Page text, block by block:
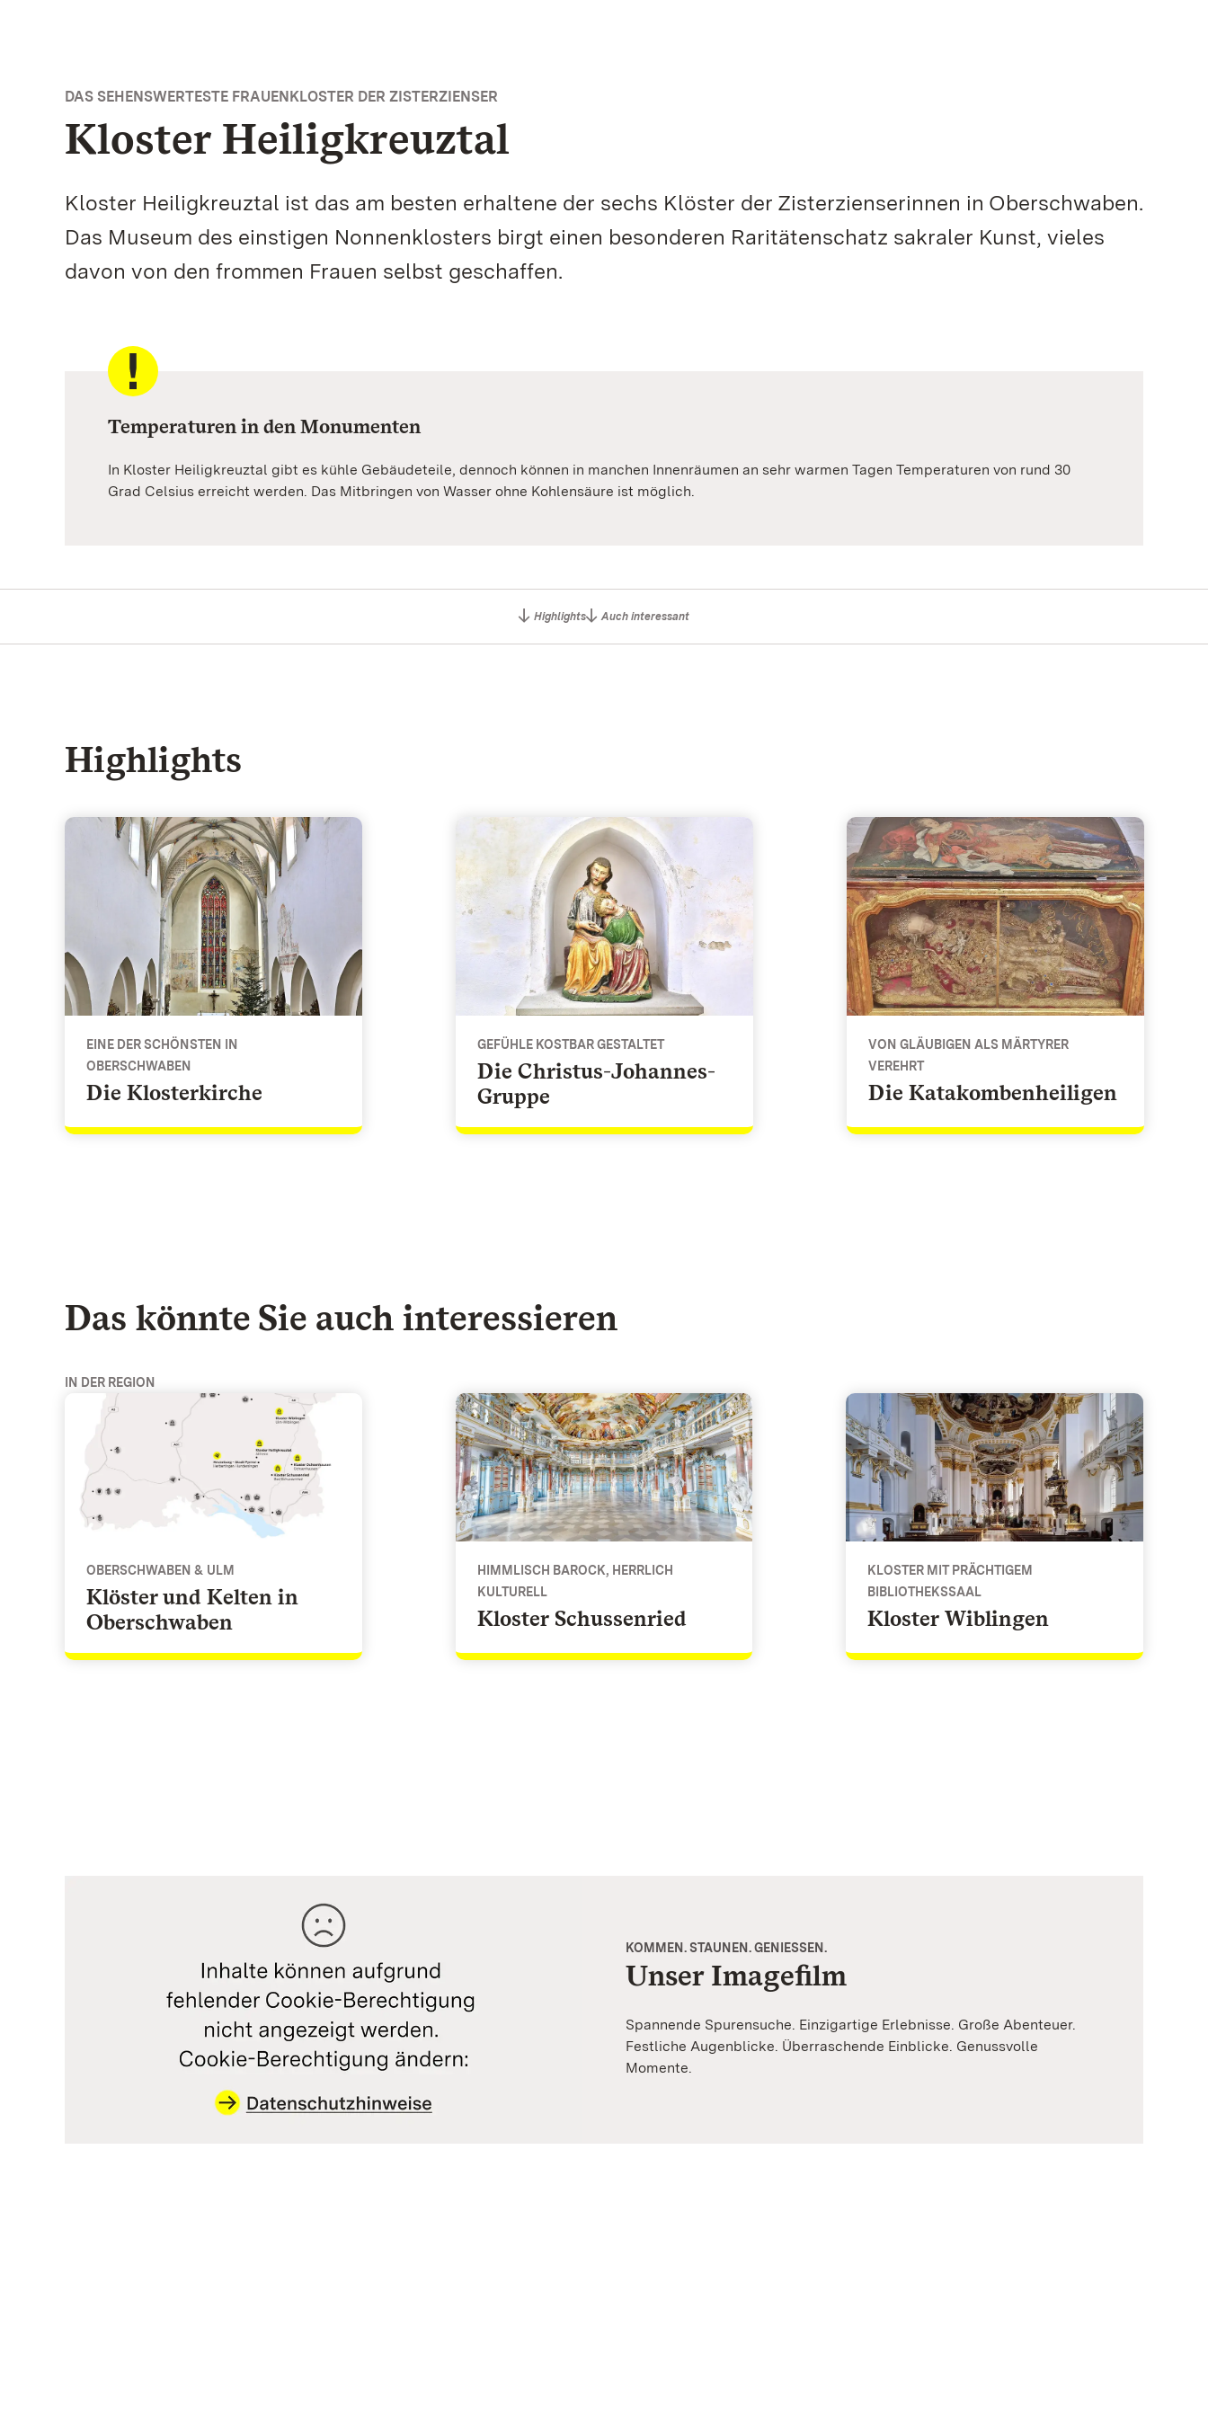
DAS SEHENSWERTESTE FRAUENKLOSTER DER ZISTERZIENSER
Kloster Heiligkreuztal
Kloster Heiligkreuztal ist das am besten erhaltene der sechs Klöster der Zisterzienserinnen in Oberschwaben.
Das Museum des einstigen Nonnenklosters birgt einen besonderen Raritätenschatz sakraler Kunst, vieles
davon von den frommen Frauen selbst geschaffen.
Temperaturen in den Monumenten
In Kloster Heiligkreuztal gibt es kühle Gebäudeteile, dennoch können in manchen Innenräumen an sehr warmen Tagen Temperaturen von rund 30
Grad Celsius erreicht werden. Das Mitbringen von Wasser ohne Kohlensäure ist möglich.
Highlights Auch interessant
Highlights
Die Klosterkirche
EINE DER SCHÖNSTEN IN
OBERSCHWABEN
Die Klosterkirche - Eine der schönsten in Oberschwaben
Die Christus-Johannes-
Gruppe
GEFÜHLE KOSTBAR GESTALTET
Die Christus-Johannes-Gruppe - Gefühle kostbar gestaltet
Die Katakombenheiligen
VON GLÄUBIGEN ALS MÄRTYRER
VEREHRT
Die Katakombenheiligen - Von Gläubigen als Märtyrer
Das könnte Sie auch interessieren
IN DER REGION
Klöster und Kelten in
Oberschwaben
OBERSCHWABEN & ULM
Klöster und Kelten in Oberschwaben - Oberschwaben & Ulm
Kloster Schussenried
HIMMLISCH BAROCK, HERRLICH
KULTURELL
Kloster Schussenried - Himmlisch Barock, herrlich kulturell
Kloster Wiblingen
KLOSTER MIT PRÄCHTIGEM
BIBLIOTHEKSSAAL
Kloster Wiblingen - Kloster mit prächtigem
Unser Imagefilm
KOMMEN. STAUNEN. GENIESSEN.
Spannende Spurensuche. Einzigartige Erlebnisse. Große Abenteuer.
Festliche Augenblicke. Überraschende Einblicke. Genussvolle
Momente.